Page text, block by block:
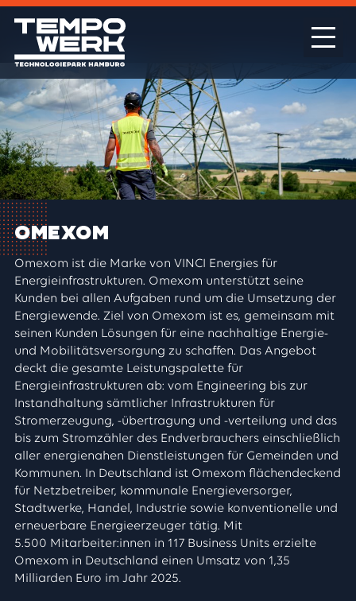
Omexom
Omexom ist die Marke von VINCI Energies für
Energieinfrastrukturen. Omexom unterstützt seine
Kunden bei allen Aufgaben rund um die Umsetzung der
Energiewende. Ziel von Omexom ist es, gemeinsam mit
seinen Kunden Lösungen für eine nachhaltige Energie-
und Mobilitätsversorgung zu schaffen. Das Angebot
deckt die gesamte Leistungspalette für
Energieinfrastrukturen ab: vom Engineering bis zur
Instandhaltung sämtlicher Infrastrukturen für
Stromerzeugung, -übertragung und -verteilung und das
bis zum Stromzähler des Endverbrauchers einschließlich
aller energienahen Dienstleistungen für Gemeinden und
Kommunen. In Deutschland ist Omexom flächendeckend
für Netzbetreiber, kommunale Energieversorger,
Stadtwerke, Handel, Industrie sowie konventionelle und
erneuerbare Energieerzeuger tätig. Mit
5.500 Mitarbeiter:innen in 117 Business Units erzielte
Omexom in Deutschland einen Umsatz von 1,35
Milliarden Euro im Jahr 2025.